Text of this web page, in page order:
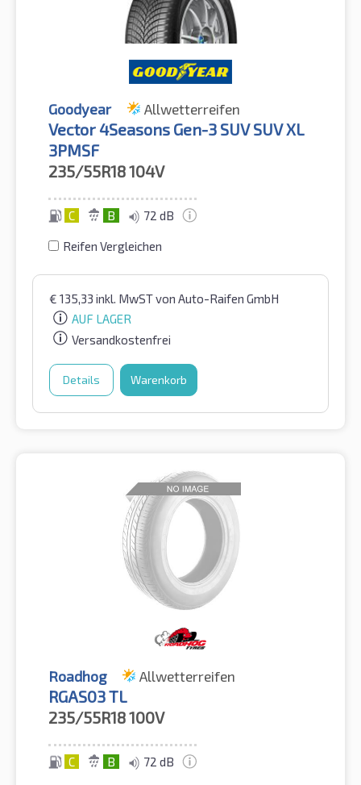
Goodyear Allwetterreifen
Vector 4Seasons Gen-3 SUV SUV XL
3PMSF
235/55R18104V
C B 72 dB
Reifen Vergleichen
€ 135,33 inkl. MwSTvon Auto-Raifen GmbH
AUF LAGER
Versandkostenfrei
Details Warenkorb
Roadhog Allwetterreifen
RGAS03 TL
235/55R18100V
C B 72 dB